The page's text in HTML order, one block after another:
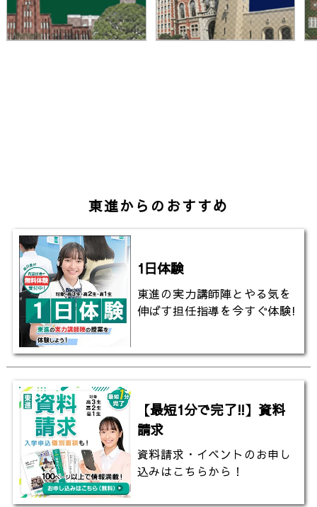
東進からのおすすめ
1日体験
東進の実力講師陣とやる気を
伸ばす担任指導を今すぐ体験!
【最短1分で完了!!】資料
請求
資料請求・イベントのお申し
込みはこちらから！